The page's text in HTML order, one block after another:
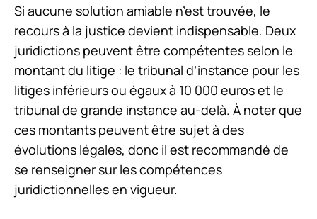
Si aucune solution amiable n’est trouvée, le
recours à la justice devient indispensable. Deux
juridictions peuvent être compétentes selon le
montant du litige : le tribunal d’instance pour les
litiges inférieurs ou égaux à 10 000 euros et le
tribunal de grande instance au-delà. À noter que
ces montants peuvent être sujet à des
évolutions légales, donc il est recommandé de
se renseigner sur les compétences
juridictionnelles en vigueur.